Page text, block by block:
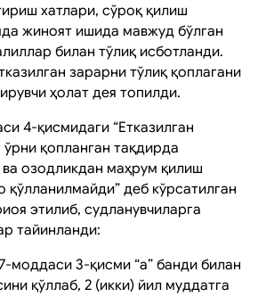
хатлари, сўроқ қилиш
жиноят ишида мавжуд бўлган
билан тўлиқ исботланди.
зарарни тўлиқ қоплагани
ҳолат дея топилди.
4-қисмидаги “Етказилган
қопланган тақдирда
озодликдан маҳрум қилиш
қўлланилмайди” деб кўрсатилган
этилиб, судланувчиларга
тайинланди:
моддаси 3-қисми “а” банди билан
қўллаб, 2 (икки) йил муддатга